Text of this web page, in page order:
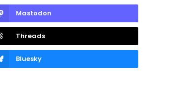
Mastodon
Threads
Bluesky